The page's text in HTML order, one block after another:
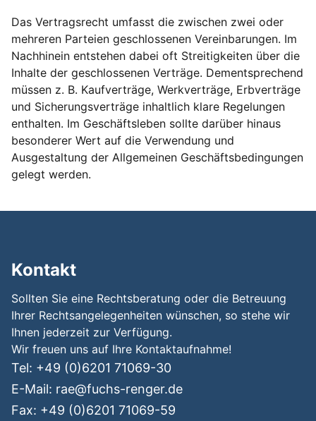
Das Vertragsrecht umfasst die zwischen zwei oder
mehreren Parteien geschlossenen Vereinbarungen. Im
Nachhinein entstehen dabei oft Streitigkeiten über die
Inhalte der geschlossenen Verträge. Dementsprechend
müssen z. B. Kaufverträge, Werkverträge, Erbverträge
und Sicherungsverträge inhaltlich klare Regelungen
enthalten. Im Geschäftsleben sollte darüber hinaus
besonderer Wert auf die Verwendung und
Ausgestaltung der Allgemeinen Geschäftsbedingungen
gelegt werden.
Kontakt
Sollten Sie eine Rechtsberatung oder die Betreuung
Ihrer Rechtsangelegenheiten wünschen, so stehe wir
Ihnen jederzeit zur Verfügung.
Wir freuen uns auf Ihre Kontaktaufnahme!
Tel: +49 (0)6201 71069-30
E-Mail: rae@fuchs-renger.de
Fax: +49 (0)6201 71069-59